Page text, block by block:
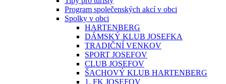
Program společenských akcí v obci
Spolky v obci
HARTENBERG
DÁMSKÝ KLUB JOSEFKA
TRADIČNÍ VENKOV
SPORT JOSEFOV
CLUB JOSEFOV
ŠACHOVÝ KLUB HARTENBERG
1. FK JOSEFOV